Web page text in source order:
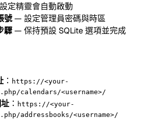
定精靈會自動啟動
號— 設定管理員密碼與時區
驟— 保持預設 SQLite 選項並完成
： https://<your-
calendars/<username>/
： https://<your-
addressbooks/<username>/